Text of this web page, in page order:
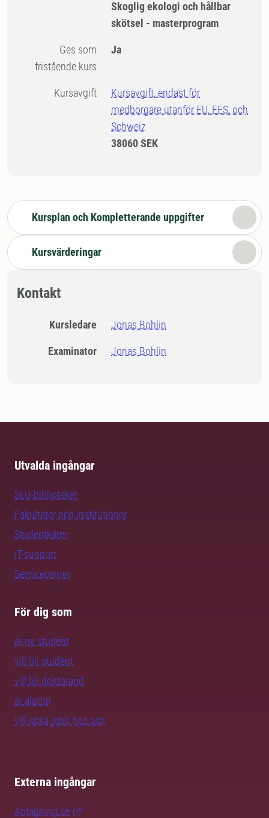
Skoglig ekologi och hållbar
skötsel - masterprogram
Ges som
fristående kurs
Ja
Kursavgift
Kursavgift, endast för
medborgare utanför EU, EES, och
Schweiz
38060 SEK
Kursplan och Kompletterande uppgifter
Kursvärderingar
Kontakt
Kursledare Jonas Bohlin
Examinator Jonas Bohlin
Utvalda ingångar
SLU-biblioteket
Fakulteter och institutioner
Studentkårer
IT-support
Servicecenter
För dig som
är ny student
vill bli student
vill bli doktorand
är alumn
vill söka jobb hos oss
Externa ingångar
Antagning.se